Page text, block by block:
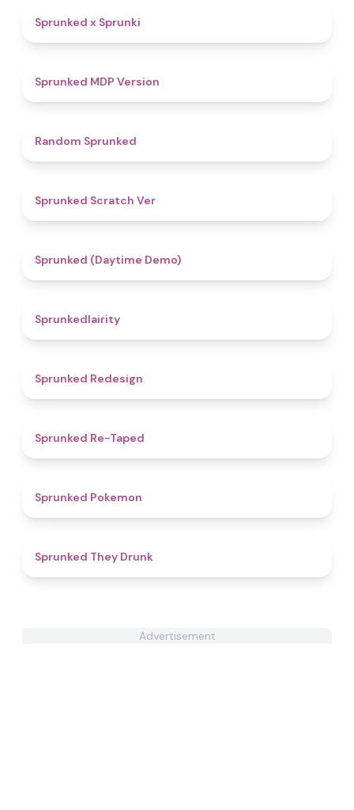
Sprunked x Sprunki
Sprunked MDP Version
Random Sprunked
Sprunked Scratch Ver
Sprunked (Daytime Demo)
Sprunkedlairity
Sprunked Redesign
Sprunked Re-Taped
Sprunked Pokemon
Sprunked They Drunk
Advertisement